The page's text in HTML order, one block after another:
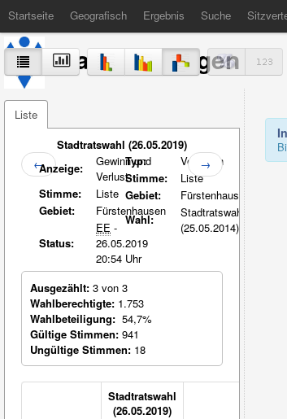
Startseite Geografisch Ergebnis Suche
Stadt Völklingen
Liste
Stadtratswahl (26.05.2019)
←Anzeige:
Gewinn und
Verlust
Stimme:
Liste
Gebiet:
Fürstenhausen
Status:
EE -
26.05.2019
20:54 Uhr
Typ:
Vergleich
Stimme:
Liste
Gebiet:
Fürstenhausen
Wahl:
Stadtratswahl
(25.05.2014)
→
Ausgezählt: 3 von 3
Wahlberechtigte: 1.753
Wahlbeteiligung: 54,7%
Gültige Stimmen: 941
Ungültige Stimmen: 18
Stadtratswahl
(26.05.2019)